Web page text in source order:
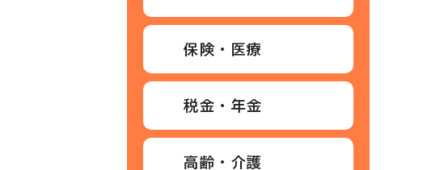
保険・医療
税金・年金
高齢・介護